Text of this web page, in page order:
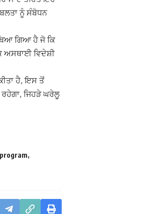
ਨੂੰ ਸੰਬੋਧਨ
ਗਿਆ ਹੈ ਜੋ ਕਿ
ਅਸਥਾਈ ਵਿਦੇਸ਼ੀ
ਹੈ, ਇਸ ਤੋਂ
ਜਿਹੜੇ ਘਰੇਲੂ